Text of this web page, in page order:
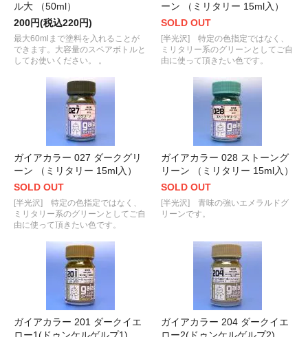
ル大 （50ml）
200円(税込220円)
最大60mlまで塗料を入れることが
できます。大容量のスペアボトルと
してお使いください。 。
ーン （ミリタリー 15ml入）
SOLD OUT
[半光沢] 特定の色指定ではなく、
ミリタリー系のグリーンとしてご自
由に使って頂きたい色です。
ガイアカラー 027 ダークグリ
ーン （ミリタリー 15ml入）
SOLD OUT
[半光沢] 特定の色指定ではなく、
ミリタリー系のグリーンとしてご自
由に使って頂きたい色です。
ガイアカラー 028 ストーング
リーン （ミリタリー 15ml入）
SOLD OUT
[半光沢] 青味の強いエメラルドグ
リーンです。
ガイアカラー 201 ダークイエ
ガイアカラー 204 ダークイエ